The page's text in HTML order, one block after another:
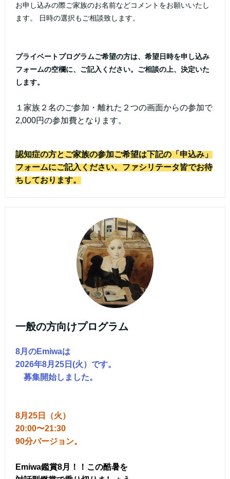
お申し込みの際ご家族のお名前などコメントをお願いいたし
ます。 日時の選択もご相談致します。
プライベートプログラムご希望の方は、希望日時を申し込み
フォームの空欄に、ご記入ください。ご相談の上、決定いた
します。
１家族２名のご参加・離れた２つの画面からの参加で
2,000円の参加費となります。
認知症の方とご家族の参加ご希望は下記の「申込み」
フォームにご記入ください。ファシリテータ皆でお待
ちしております。
一般の方向けプログラム
8月のEmiwaは
2026年8月25日(火）です。
募集開始しました。
8月25日（火）
20:00〜21:30
90分バージョン。
Emiwa鑑賞8月！！この酷暑を